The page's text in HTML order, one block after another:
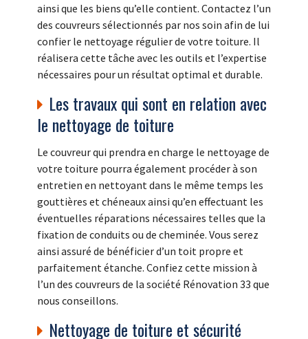
ainsi que les biens qu’elle contient. Contactez l’un
des couvreurs sélectionnés par nos soin afin de lui
confier le nettoyage régulier de votre toiture. Il
réalisera cette tâche avec les outils et l’expertise
nécessaires pour un résultat optimal et durable.
Les travaux qui sont en relation avec
le nettoyage de toiture
Le couvreur qui prendra en charge le nettoyage de
votre toiture pourra également procéder à son
entretien en nettoyant dans le même temps les
gouttières et chéneaux ainsi qu’en effectuant les
éventuelles réparations nécessaires telles que la
fixation de conduits ou de cheminée. Vous serez
ainsi assuré de bénéficier d’un toit propre et
parfaitement étanche. Confiez cette mission à
l’un des couvreurs de la société Rénovation 33 que
nous conseillons.
Nettoyage de toiture et sécurité